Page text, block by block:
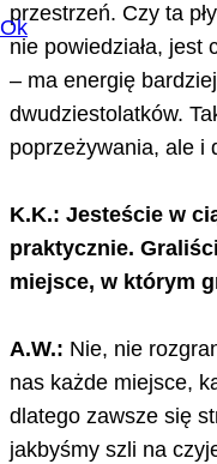
przestrzeń. Czy ta
nie powiedziała, jest
– ma energię
dwudziestolatków.
poprzeżywania, ale i
K.K.: Jesteście w
praktycznie.
miejsce, w którym
A.W.: Nie, nie
nas każde miejsce,
dlatego zawsze się
jakbyśmy szli na
Ok